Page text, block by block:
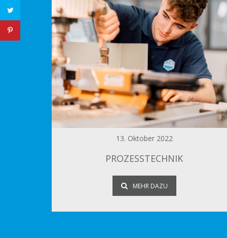
13. Oktober 2022
PROZESSTECHNIK
MEHR DAZU